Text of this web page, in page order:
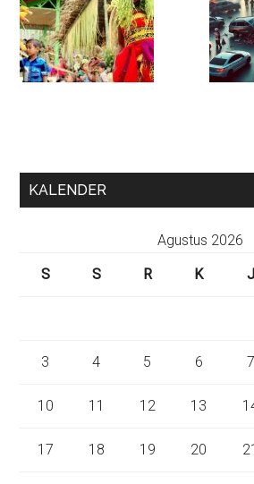
KALENDER
Agustus 2026
S
S R K J
3 4 5 6 7
10 11 12 13
17 18 19 20 21